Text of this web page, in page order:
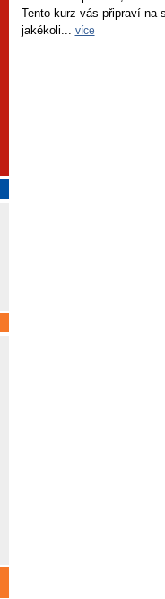
Tento kurz vás připraví na
jakékoli... více